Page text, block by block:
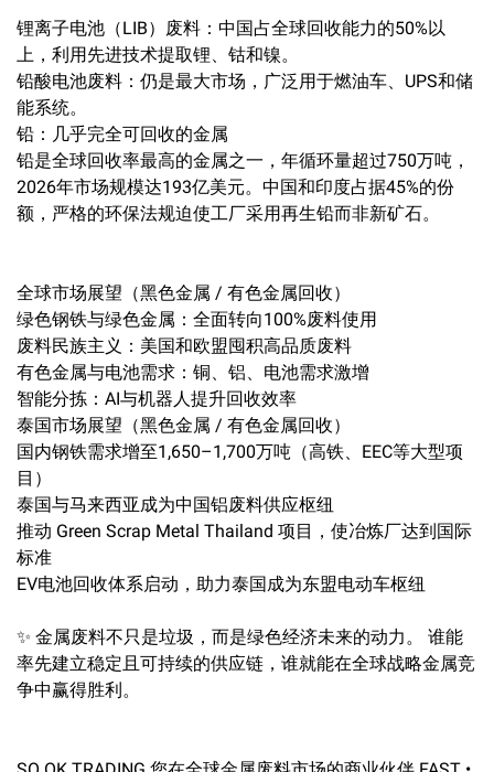
锂离子电池（LIB）废料：中国占全球回收能力的50%以
上，利用先进技术提取锂、钴和镍。
铅酸电池废料：仍是最大市场，广泛用于燃油车、UPS和储
能系统。
铅：几乎完全可回收的金属
铅是全球回收率最高的金属之一，年循环量超过750万吨，
2026年市场规模达193亿美元。中国和印度占据45%的份
额，严格的环保法规迫使工厂采用再生铅而非新矿石。
全球市场展望（黑色金属 / 有色金属回收）
绿色钢铁与绿色金属：全面转向100%废料使用
废料民族主义：美国和欧盟囤积高品质废料
有色金属与电池需求：铜、铝、电池需求激增
智能分拣：AI与机器人提升回收效率
泰国市场展望（黑色金属 / 有色金属回收）
国内钢铁需求增至1,650–1,700万吨（高铁、EEC等大型项
目）
泰国与马来西亚成为中国铝废料供应枢纽
推动 Green Scrap Metal Thailand 项目，使冶炼厂达到国际
标准
EV电池回收体系启动，助力泰国成为东盟电动车枢纽
✨ 金属废料不只是垃圾，而是绿色经济未来的动力。 谁能
率先建立稳定且可持续的供应链，谁就能在全球战略金属竞
争中赢得胜利。